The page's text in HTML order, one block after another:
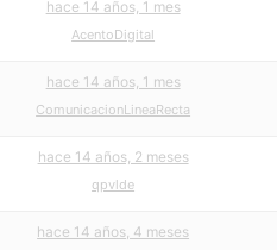
hace 14 años, 1 mes
AcentoDigital
hace 14 años, 1 mes
ComunicacionLineaRecta
hace 14 años, 2 meses
qpvlde
hace 14 años, 4 meses